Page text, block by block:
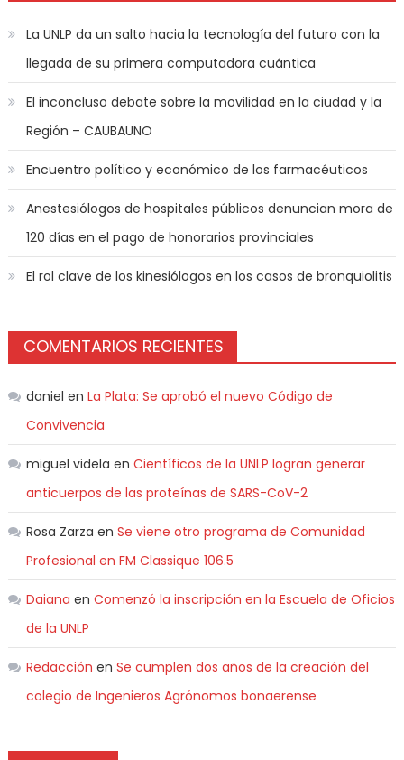
La UNLP da un salto hacia la tecnología del futuro con la
llegada de su primera computadora cuántica
El inconcluso debate sobre la movilidad en la ciudad y la
Región – CAUBAUNO
Encuentro político y económico de los farmacéuticos
Anestesiólogos de hospitales públicos denuncian mora de
120 días en el pago de honorarios provinciales
El rol clave de los kinesiólogos en los casos de bronquiolitis
COMENTARIOS RECIENTES
daniel en La Plata: Se aprobó el nuevo Código de
Convivencia
miguel videla en Científicos de la UNLP logran generar
anticuerpos de las proteínas de SARS-CoV-2
Rosa Zarza en Se viene otro programa de Comunidad
Profesional en FM Classique 106.5
Daiana en Comenzó la inscripción en la Escuela de Oficios
de la UNLP
Redacción en Se cumplen dos años de la creación del
colegio de Ingenieros Agrónomos bonaerense